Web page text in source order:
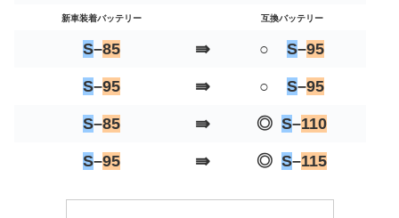
新車装着バッテリー 互換バッテリー
S–85 ⇛ ○ S–95
S–95 ⇛ ○ S–95
S–85 ⇛ ◎ S–110
S–95 ⇛ ◎ S–115